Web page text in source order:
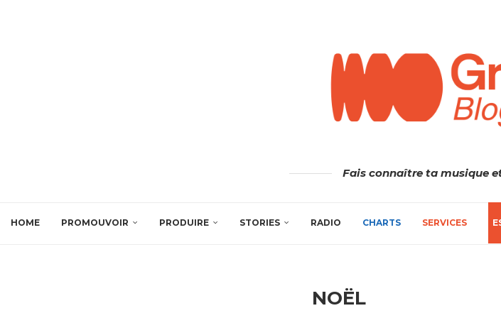
Fais connaître ta musique
HOME PROMOUVOIR PRODUIRE STORIES RADIO CHARTS SERVICES
NOËL